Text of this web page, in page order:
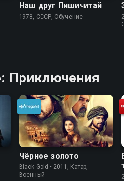
Наш друг Пишичитай
1978, СССР, Обучение
Приключения
Чёрное золото
Black Gold • 2011, Катар,
Военный